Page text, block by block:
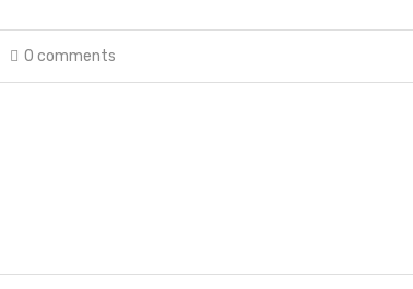
0 comments